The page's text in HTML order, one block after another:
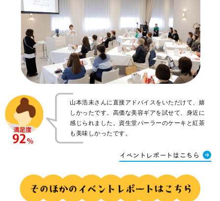
山本浩未さんに直接アドバイスをいただけて、嬉
しかったです。高価な美容ギアを試せて、身近に
感じられました。資生堂パーラーのケーキと紅茶
も美味しかったです。
イベントレポートはこちら